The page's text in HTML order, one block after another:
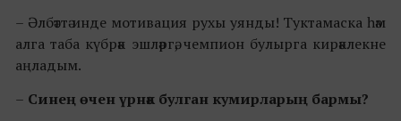
– Әлбәттә инде мотивация рухы уянды! Туктамаска һәм
алга таба күбрәк эшләргә, чемпион булырга кирәклекне
аңладым.
– Синең өчен үрнәк булган кумирларың бармы?